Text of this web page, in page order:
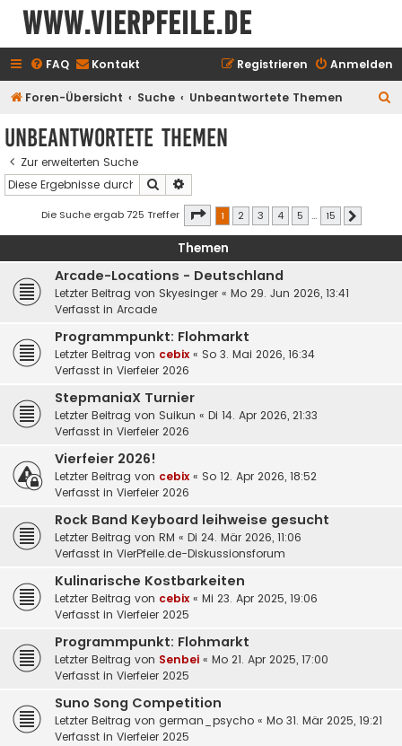
www.vierpfeile.de
FAQ Kontakt Anmelden
Registrieren
Foren-Übersicht Suche Unbeantwortete Themen
Unbeantwortete Themen
Zur erweiterten Suche
Suche
Die Suche ergab 725 Treffer Seite von15
1 2 3 4 5 … 15
Themen
Arcade-Locations - Deutschland
Letzter Beitrag von Skyesinger « Mo 29. Jun 2026, 13:41
Verfasst in Arcade
Programmpunkt: Flohmarkt
Letzter Beitrag von cebix « So 3. Mai 2026, 16:34
Verfasst in Vierfeier 2026
StepmaniaX Turnier
Letzter Beitrag von Suikun « Di 14. Apr 2026, 21:33
Verfasst in Vierfeier 2026
Vierfeier 2026!
Letzter Beitrag von cebix « So 12. Apr 2026, 18:52
Verfasst in Vierfeier 2026
Rock Band Keyboard leihweise gesucht
Letzter Beitrag von RM « Di 24. Mär 2026, 11:06
Verfasst in VierPfeile.de-Diskussionsforum
Kulinarische Kostbarkeiten
Letzter Beitrag von cebix « Mi 23. Apr 2025, 19:06
Verfasst in Vierfeier 2025
Programmpunkt: Flohmarkt
Letzter Beitrag von Senbei « Mo 21. Apr 2025, 17:00
Verfasst in Vierfeier 2025
Suno Song Competition
Letzter Beitrag von german_psycho « Mo 31. Mär 2025, 19:21
Verfasst in Vierfeier 2025